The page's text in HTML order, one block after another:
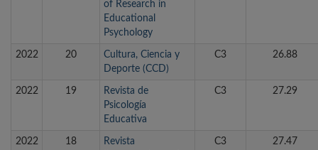
of Research in
Educational
Psychology
2022 20
Cultura, Ciencia y
Deporte (CCD)
C3 26.88
2022 19
Revista de
Psicología
Educativa
C3 27.29
2022 18
Revista
C3 27.47